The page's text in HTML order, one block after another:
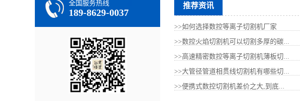
全国服务热线
189-8629-0037
推荐资讯
>>如何选择数控等离子切割机厂家
>>数控火焰切割机可以切割多厚的碳...
>>高速精密数控等离子切割机薄板切...
>>大管径管道相贯线切割机有哪些切...
>>便携式数控切割机差价之大,到底...